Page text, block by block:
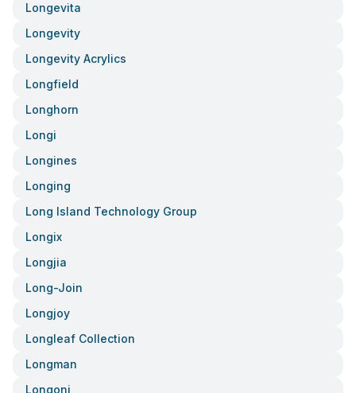
Longevita
Longevity
Longevity Acrylics
Longfield
Longhorn
Longi
Longines
Longing
Long Island Technology Group
Longix
Longjia
Long-Join
Longjoy
Longleaf Collection
Longman
Longoni